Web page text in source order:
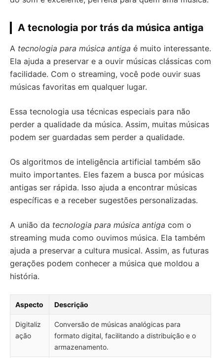
A tecnologia por trás da música antiga
A tecnologia para música antiga é muito interessante.
Ela ajuda a preservar e a ouvir músicas clássicas com
facilidade. Com o streaming, você pode ouvir suas
músicas favoritas em qualquer lugar.
Essa tecnologia usa técnicas especiais para não
perder a qualidade da música. Assim, muitas músicas
podem ser guardadas sem perder a qualidade.
Os algoritmos de inteligência artificial também são
muito importantes. Eles fazem a busca por músicas
antigas ser rápida. Isso ajuda a encontrar músicas
específicas e a receber sugestões personalizadas.
A união da tecnologia para música antiga com o
streaming muda como ouvimos música. Ela também
ajuda a preservar a cultura musical. Assim, as futuras
gerações podem conhecer a música que moldou a
história.
Aspecto Descrição
Digitaliz
ação
Conversão de músicas analógicas para
formato digital, facilitando a distribuição e o
armazenamento.